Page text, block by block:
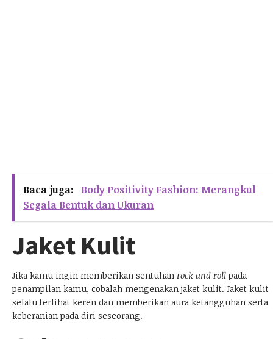
Baca juga:
Body Positivity Fashion: Merangkul
Segala Bentuk dan Ukuran
Jaket Kulit
Jika kamu ingin memberikan sentuhan rock and rollpada
penampilan kamu, cobalah mengenakan jaket kulit. Jaket kulit
selalu terlihat keren dan memberikan aura ketangguhan serta
keberanian pada diri seseorang.